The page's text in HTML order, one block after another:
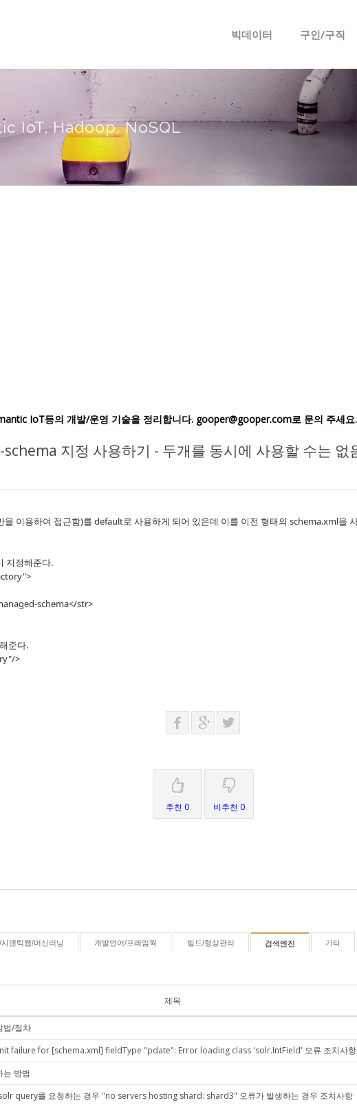
빅데이터 구인/구직
IoT, Hadoop, NoSQL
IoT등의 개발/운영 기술을 정리합니다. gooper@gooper.com로 문의 주세요.
지정 사용하기 - 두개를 동시에 사용할 수는 없
이용하여 접근함)를 default로 사용하게 되어 있은데 이를 이전 형태의 schema.xml을
지정해준다.
schema</str>
준다.
>
추천 0 비추천 0
시맨틱웹/머신러닝 개발언어/프레임웍 빌드/형상관리 검색엔진 기타
제목
법/절차
failure for [schema.xml] fieldType "pdate": Error loading class 'solr.IntField' 오류 조치사항
방법
query를 요청하는 경우 "no servers hosting shard: shard3" 오류가 발생하는 경우 조치사항